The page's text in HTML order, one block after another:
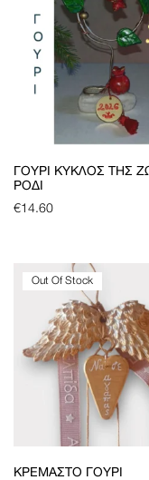
ΓΟΎΡΙ ΚΎΚΛΟΣ ΤΗΣ
ΡΌΔΙ
€14.60
Out Of Stock
ΚΡΕΜΑΣΤΌ ΓΟΎΡΙ